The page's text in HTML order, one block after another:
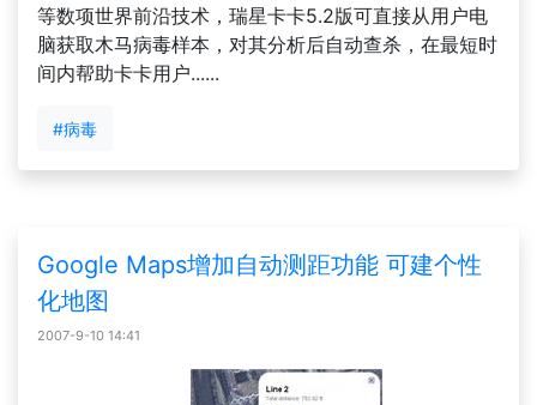
等数项世界前沿技术，瑞星卡卡5.2版可直接从用户电
脑获取木马病毒样本，对其分析后自动查杀，在最短时
间内帮助卡卡用户......
#病毒
Google Maps增加自动测距功能 可建个性
化地图
2007-9-10 14:41